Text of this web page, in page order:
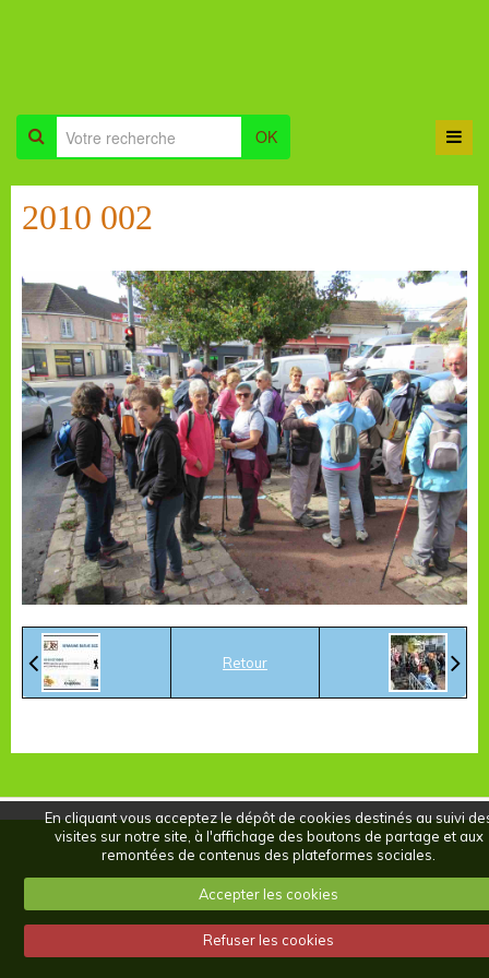
OK
2010 002
Retour
En cliquant vous acceptez le dépôt de cookies destinés au suivi
visites sur notre site, à l'affichage des boutons de partage et aux
remontées de contenus des plateformes sociales.
Accepter les cookies
Refuser les cookies